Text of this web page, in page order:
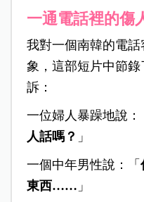
一通電話裡的傷
我對一個南韓的電
象，這部短片中節
訴：
一位婦人暴躁地說：
人話嗎？ 」
一個中年男性說：「
東西…… 」